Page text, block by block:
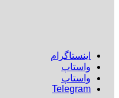
اينستاگرام
واستاپ
واستاپ
Telegram